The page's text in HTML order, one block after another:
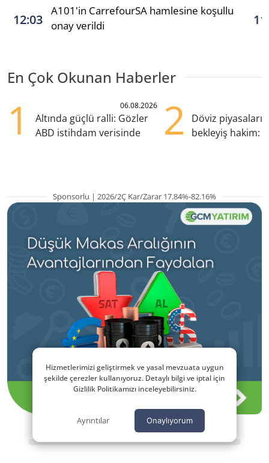
12:03
A101'in CarrefourSA hamlesine koşullu
onay verildi
En Çok Okunan Haberler
1 06.08.2026
Altında güçlü ralli: Gözler
ABD istihdam verisinde
2
Döviz
bekleyiş hakim:
Sponsorlu | 2026/2Ç Kar/Zarar 17.84%-82.16%
Hizmetlerimizi geliştirmek ve yasal mevzuata uygun
şekilde çerezler kullanıyoruz. Detaylı bilgi ve iptal için
Gizlilik Politikamızı inceleyebilirsiniz.
Ayrıntılar Onaylıyorum